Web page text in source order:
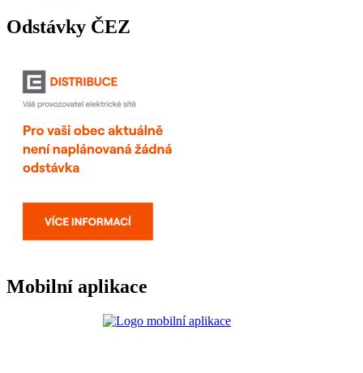
Odstávky ČEZ
Mobilní aplikace